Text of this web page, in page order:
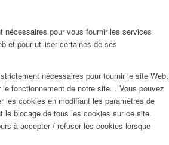
nécessaires pour vous fournir les services
et pour utiliser certaines de ses
nécessaires pour fournir le site Web,
fonctionnement de notre site. . Vous pouvez
les cookies en modifiant les paramètres de
le blocage de tous les cookies sur ce site.
à accepter / refuser les cookies lorsque